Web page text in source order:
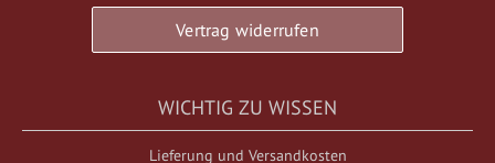
Vertrag widerrufen
WICHTIG ZU WISSEN
Lieferung und Versandkosten